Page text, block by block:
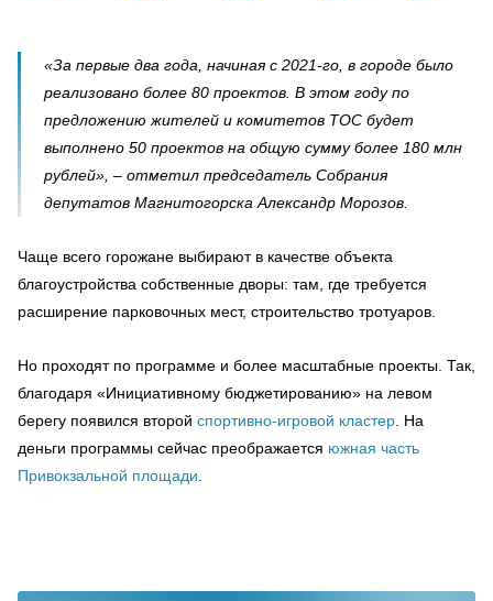
«За первые два года, начиная с 2021-го, в городе было
реализовано более 80 проектов. В этом году по
предложению жителей и комитетов ТОС будет
выполнено 50 проектов на общую сумму более 180 млн
рублей», – отметил председатель Собрания
депутатов Магнитогорска Александр Морозов.
Чаще всего горожане выбирают в качестве объекта
благоустройства собственные дворы: там, где требуется
расширение парковочных мест, строительство тротуаров.
Но проходят по программе и более масштабные проекты. Так,
благодаря «Инициативному бюджетированию» на левом
берегу появился второй спортивно-игровой кластер. На
деньги программы сейчас преображается южная часть
Привокзальной площади.